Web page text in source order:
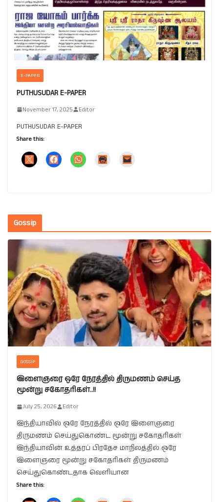
E-PAPER
PUTHUSUDAR E-PAPER
November 17, 2025 Editor
PUTHUSUDAR E-PAPER
Share this:
Gossip
GOSSIP
இளைஞரை ஒரே நேரத்தில் திருமணம் செய்த
மூன்று சகோதரிகள்..!!
July 25, 2026 Editor
இந்தியாவில் ஒரே நேரத்தில் ஒரே இளைஞரை
திருமணம் செய்துகொண்ட மூன்று சகோதரிகள்
இந்தியாவின் உத்தரப் பிரதேச மாநிலத்தில் ஒரே
இளைஞரை மூன்று சகோதரிகள் திருமணம்
செய்துகொண்டதாக வெளியான
Share this: